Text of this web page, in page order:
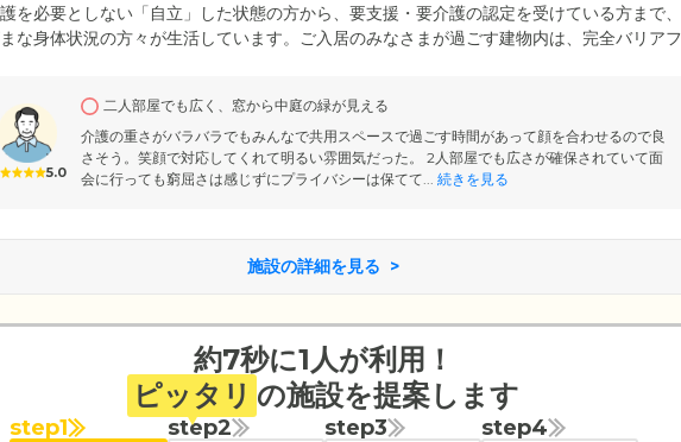
を必要としない「自立」した状態の方から、要支援・要介護の認定を受けている方まで、
な身体状況の方々が生活しています。ご入居のみなさまが過ごす建物内は、完全バリアフ
した個室では、おひとりの時間を大切にしていただけます。介護度が上がった場合は、介護
の住み替えが可能ですのでご安心ください。
5.0
二人部屋でも広く、窓から中庭の緑が見える
介護の重さがバラバラでもみんなで共用スペースで過ごす時間があって顔を合わせるので良
さそう。笑顔で対応してくれて明るい雰囲気だった。 2人部屋でも広さが確保されていて面
会に行っても窮屈さは感じずにプライバシーは保てて...
続きを見る
施設の詳細を見る
約7秒に1人が利用！
ピッタリ の施設を提案します
step1 step2 step3 step4